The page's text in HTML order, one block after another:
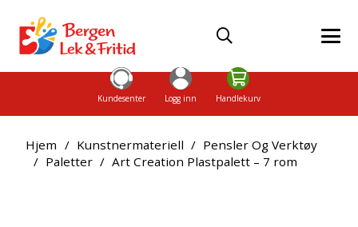
Kundesenter Logg inn Handlekurv
Hjem / Kunstnermateriell / Pensler Og Verktøy
/ Paletter / Art Creation Plastpalett – 7 rom